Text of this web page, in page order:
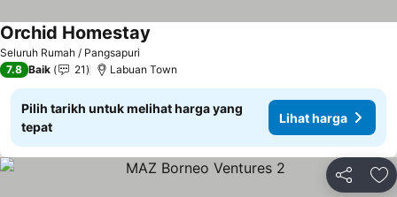
Seluruh Rumah / Pangsapuri
Orchid Homestay
7.8 Baik 21 Labuan Town
Pilih tarikh untuk melihat harga yang
tepat
Lihat harga
Kongsi